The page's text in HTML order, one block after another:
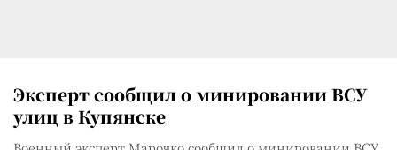
Эксперт сообщил о минировании ВСУ
улиц в Купянске